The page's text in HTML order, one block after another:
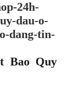
24h-
dau-o-
dang-tin-
Bao Quy